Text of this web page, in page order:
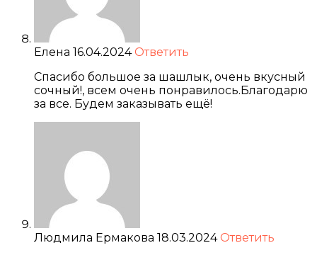
Елена 16.04.2024 Ответить
Спасибо большое за шашлык, очень вкусный
сочный!, всем очень понравилось.Благодарю
за все. Будем заказывать ещё!
Людмила Ермакова 18.03.2024 Ответить